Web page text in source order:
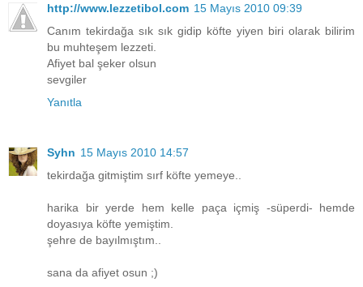
http://www.lezzetibol.com 15 Mayıs 2010 09:39
Canım tekirdağa sık sık gidip köfte yiyen biri olarak bilirim
bu muhteşem lezzeti.
Afiyet bal şeker olsun
sevgiler
Yanıtla
Syhn 15 Mayıs 2010 14:57
tekirdağa gitmiştim sırf köfte yemeye..
harika bir yerde hem kelle paça içmiş -süperdi- hemde
doyasıya köfte yemiştim.
şehre de bayılmıştım..
sana da afiyet osun ;)